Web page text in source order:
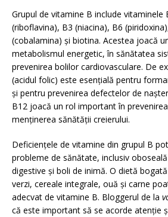
Grupul de vitamine B include vitaminele
(riboflavina), B3 (niacina), B6
(cobalamina) și biotina. Acestea joacă
metabolismul energetic, în sănătatea
prevenirea bolilor cardiovasculare. De
(acidul folic) este esențială pentru
și pentru prevenirea defectelor de
B12 joacă un rol important în
menținerea sănătății creierului.
Deficiențele de vitamine din grupul B
probleme de sănătate, inclusiv
digestive și boli de inimă. O dietă
verzi, cereale integrale, ouă și carne
adecvat de vitamine B. Bloggerul de la
că este important să se acorde atenție